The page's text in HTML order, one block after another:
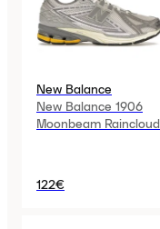
New Balance
New Balance 1906
Moonbeam Raincloud
122€